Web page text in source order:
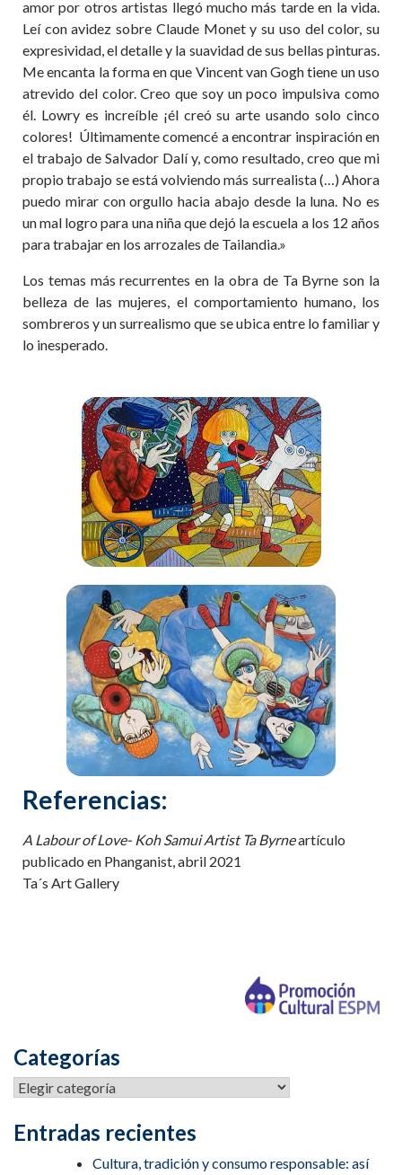
amor por otros artistas llegó mucho más tarde en la vida.
Leí con avidez sobre Claude Monet y su uso del color, su
expresividad, el detalle y la suavidad de sus bellas pinturas.
Me encanta la forma en que Vincent van Gogh tiene un uso
atrevido del color. Creo que soy un poco impulsiva como
él. Lowry es increíble ¡él creó su arte usando solo cinco
colores! Últimamente comencé a encontrar inspiración en
el trabajo de Salvador Dalí y, como resultado, creo que mi
propio trabajo se está volviendo más surrealista (…) Ahora
puedo mirar con orgullo hacia abajo desde la luna. No es
un mal logro para una niña que dejó la escuela a los 12 años
para trabajar en los arrozales de Tailandia.»
Los temas más recurrentes en la obra de Ta Byrne son la
belleza de las mujeres, el comportamiento humano, los
sombreros y un surrealismo que se ubica entre lo familiar y
lo inesperado.
Referencias:
A Labour of Love- Koh Samui Artist Ta Byrneartículo
publicado en Phanganist, abril 2021
Ta´s Art Gallery
Categorías
Entradas recientes
Cultura, tradición y consumo responsable: así